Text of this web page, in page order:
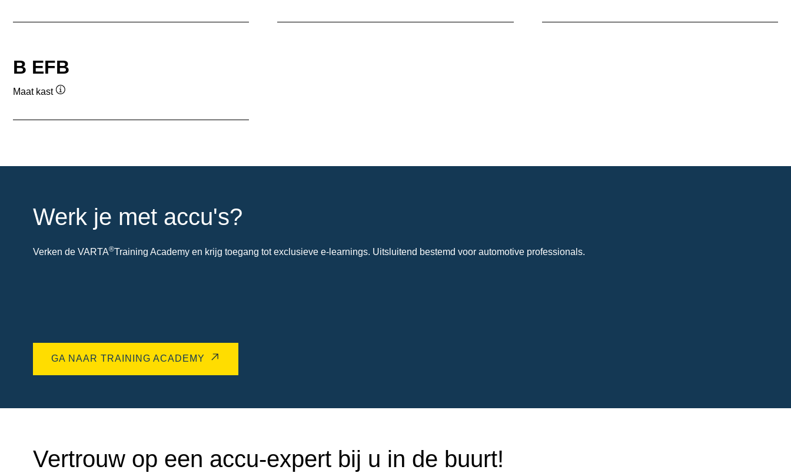
de
de
de
B EFB
Maat kast
de
Werk je met accu's?
Verken de VARTA®Training Academy en krijg toegang tot exclusieve e-learnings. Uitsluitend bestemd voor automotive professionals.
GA NAAR TRAINING ACADEMY
Vertrouw op een accu-expert bij u in de buurt!